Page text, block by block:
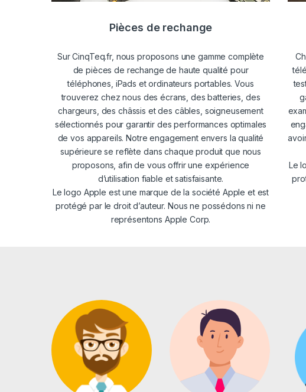
Pièces de rechange
Sur CinqTeq.fr, nous proposons une gamme complète
de pièces de rechange de haute qualité pour
téléphones, iPads et ordinateurs portables. Vous
trouverez chez nous des écrans, des batteries, des
chargeurs, des châssis et des câbles, soigneusement
sélectionnés pour garantir des performances optimales
de vos appareils. Notre engagement envers la qualité
supérieure se reflète dans chaque produit que nous
proposons, afin de vous offrir une expérience
d’utilisation fiable et satisfaisante.
Le logo Apple est une marque de la société Apple et est
protégé par le droit d’auteur. Nous ne possédons ni ne
représentons Apple Corp.
Le